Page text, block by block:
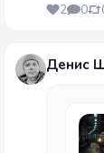
2 0
Денис